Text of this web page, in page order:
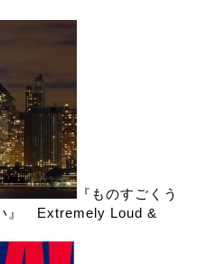
『ものすごくう
』 Extremely Loud &